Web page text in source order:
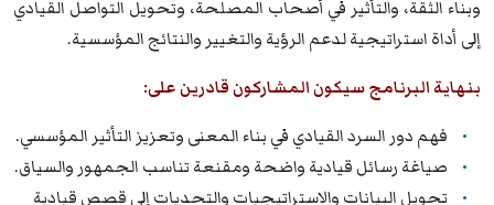
وبناء الثقة، والتأثير في أصحاب المصلحة، وتحويل التواصل القيادي
إلى أداة استراتيجية لدعم الرؤية والتغيير والنتائج المؤسسية.
بنهاية البرنامج سيكون المشاركون قادرين على:
فهم دور السرد القيادي في بناء المعنى وتعزيز التأثير المؤسسي.
صياغة رسائل قيادية واضحة ومقنعة تناسب الجمهور والسياق.
تحويل البيانات والاستراتيجيات والتحديات إلى قصص قيادية